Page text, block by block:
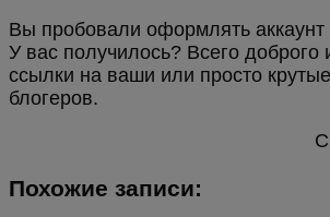
Вы пробовали оформлять
У вас получилось? Всего доброго
ссылки на ваши или просто
блогеров.
Похожие записи: